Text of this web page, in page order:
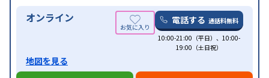
オンライン 電話する 通話料無料
10:00-21:00（平日）、10:00-
19:00（土日祝）
地図を見る